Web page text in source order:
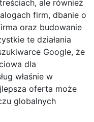
ale również
firm, dbanie o
oraz budowanie
te działania
Google, że
dla
właśnie w
oferta może
globalnych